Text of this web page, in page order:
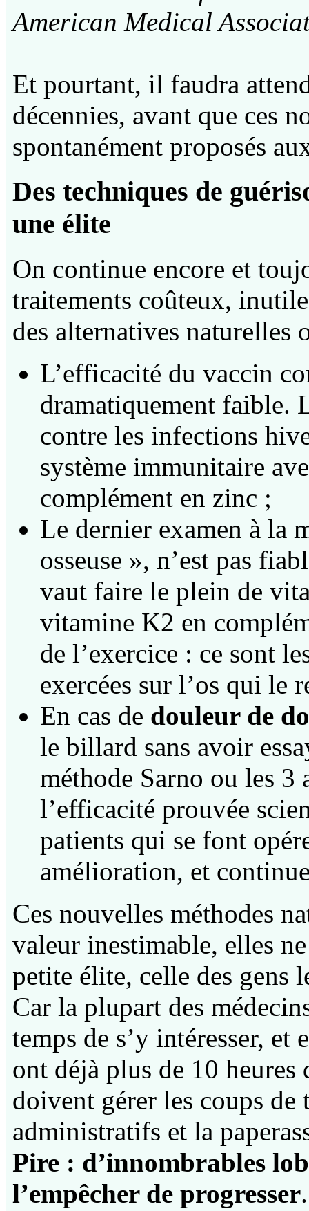
American Medical
Et pourtant, il faudra
décennies, avant que ces
spontanément proposés
Des techniques de
une élite
On continue encore et
traitements coûteux,
des alternatives
L’efficacité du vaccin
dramatiquement faible.
contre les infections
système immunitaire
complément en zinc ;
Le dernier examen à la
osseuse », n’est pas
vaut faire le plein de
vitamine K2 en
de l’exercice : ce sont
exercées sur l’os qui le
En cas de douleur de
le billard sans avoir
méthode Sarno ou les 3
l’efficacité prouvée
patients qui se font
amélioration, et
Ces nouvelles méthodes
valeur inestimable, elles
petite élite, celle des gens
Car la plupart des
temps de s’y intéresser,
ont déjà plus de 10
doivent gérer les coups de
administratifs et la
Pire : d’innombrables
l’empêcher de progresser